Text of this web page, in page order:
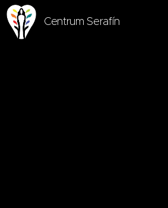
Centrum Serafín